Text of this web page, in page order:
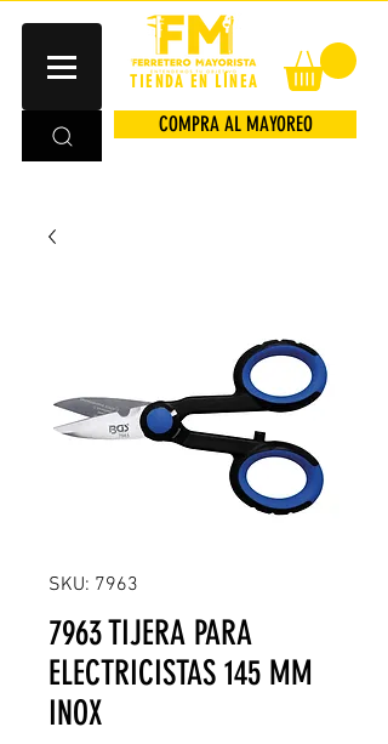
TIENDA EN LÍNEA
COMPRA AL MAYOREO
SKU: 7963
7963 TIJERA PARA
ELECTRICISTAS 145 MM
INOX